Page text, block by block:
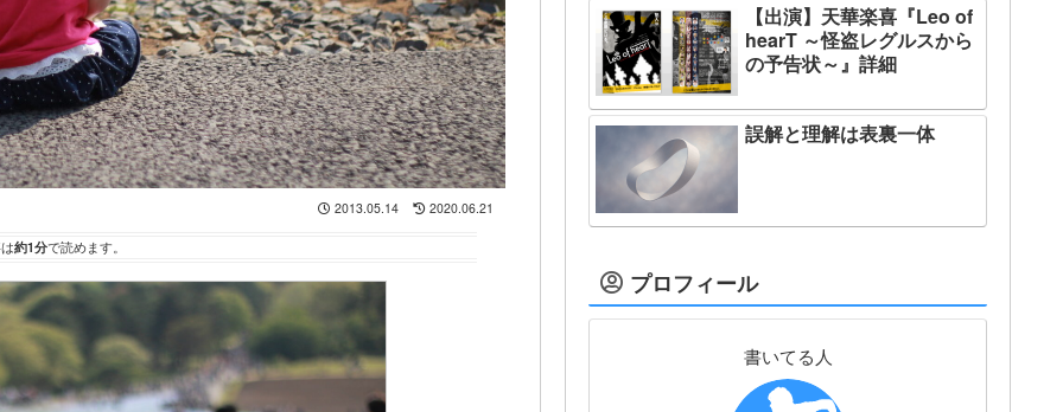
2013.05.14 2020.06.21
約1分で読めます。
【出演】天華楽喜『Leo of
hearT ～怪盗レグルスから
の予告状～』詳細
誤解と理解は表裏一体
プロフィール
書いてる人